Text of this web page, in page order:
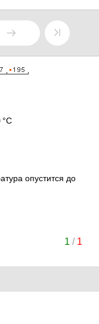
опустится до
1 / 1